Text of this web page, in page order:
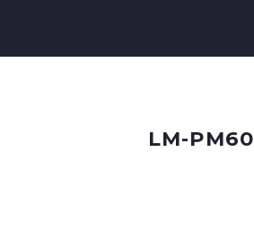
LM-PM60